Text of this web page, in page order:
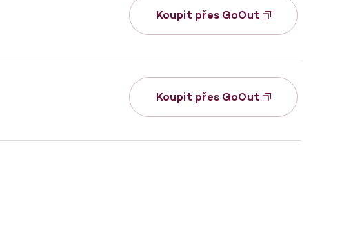
Koupit přes GoOut
Koupit přes GoOut